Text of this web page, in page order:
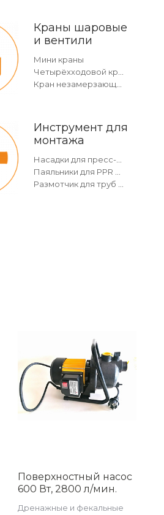
Краны шаровые
и вентили
Мини краны
Инструмент для
монтажа
Поверхностный насос
600 Вт, 2800 л/мин.
Дренажные и фекальные